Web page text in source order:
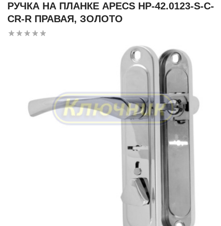
РУЧКА НА ПЛАНКЕ APECS HP-42.0123-S-C-
CR-R ПРАВАЯ, ЗОЛОТО